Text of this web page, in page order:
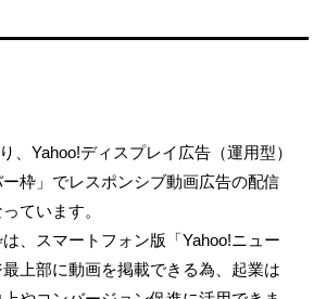
、Yahoo!ディスプレイ広告（運用型）
枠」でレスポンシブ動画広告の配信
ています。
、スマートフォン版「Yahoo!ニュー
上部に動画を掲載できる為、起業は